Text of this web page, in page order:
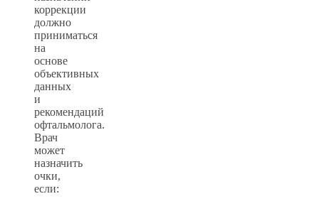
коррекции
должно
приниматься
на
основе
объективных
данных
и
рекомендаций
офтальмолога.
Врач
может
назначить
очки,
если: